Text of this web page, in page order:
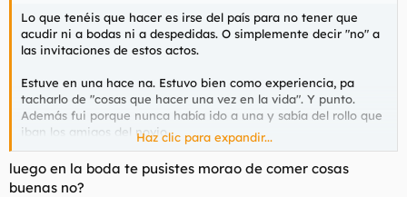
Lo que tenéis que hacer es irse del país para no tener que
acudir ni a bodas ni a despedidas. O simplemente decir "no" a
las invitaciones de estos actos.
Estuve en una hace na. Estuvo bien como experiencia, pa
tacharlo de "cosas que hacer una vez en la vida". Y punto.
Además fui porque nunca había ido a una y sabía del rollo que
iban los amigos del novio.
Me faltó la stripper, pero todo no puede ser.
Haz clic para expandir...
luego en la boda te pusistes morao de comer cosas
buenas no?